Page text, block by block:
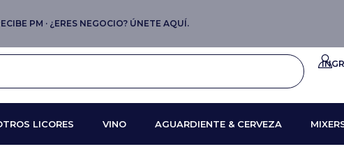
PM · ¿ERES NEGOCIO? ÚNETE AQUÍ.
LICORES VINO AGUARDIENTE & CERVEZA